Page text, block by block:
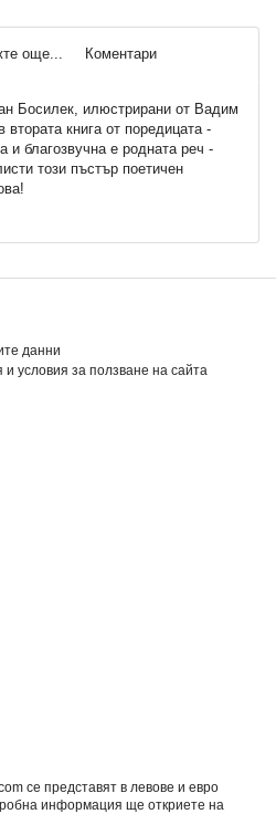
още... Коментари
Босилек, илюстрирани от Вадим
книга от поредицата -
и благозвучна е родната реч -
този пъстър поетичен
данни
условия за ползване на сайта
се представят в левове и евро
информация ще откриете на